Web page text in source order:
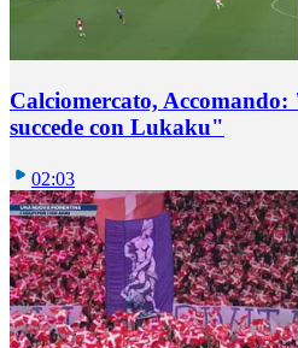
Calciomercato, Accomando:
succede con Lukaku"
02:03